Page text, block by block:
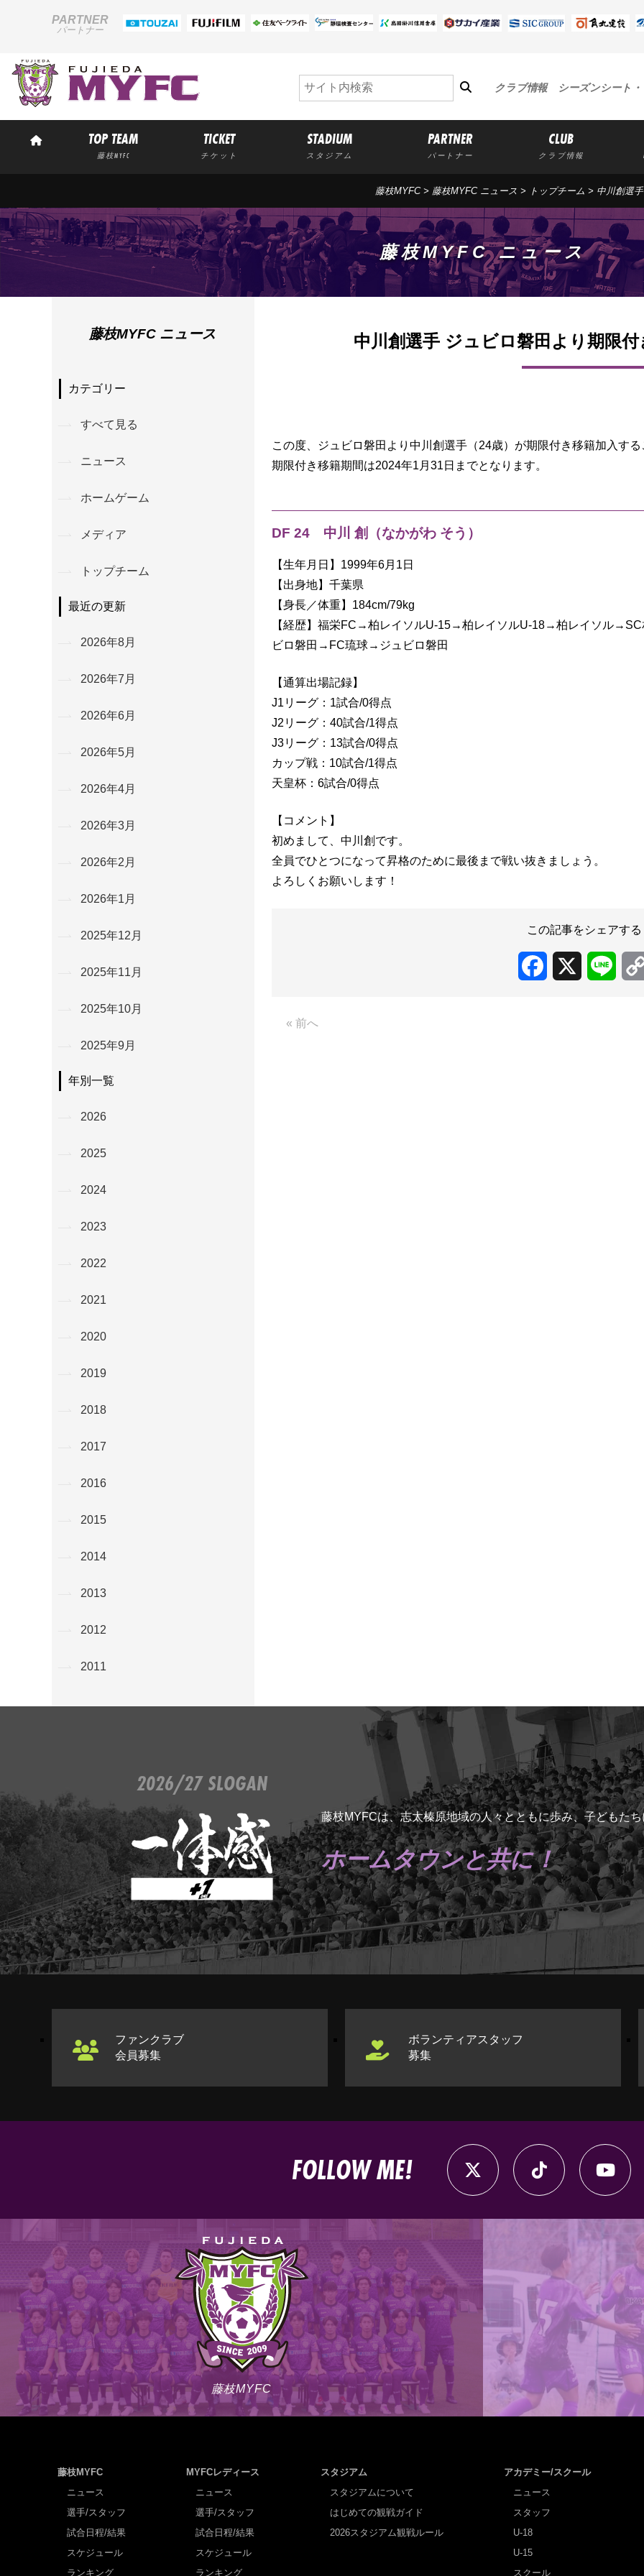
PARTNER
パートナー
クラブ情報 シーズンシート
TOP TEAM
藤枝MYFC
TICKET
チケット
STADIUM
スタジアム
PARTNER
パートナー
CLUB
クラブ情報
藤枝MYFC> 藤枝MYFC ニュース > トップチーム > 中川創選
藤枝MYFC ニュース
中川創選手 ジュビロ磐田より期限
この度、ジュビロ磐田より中川創選手（24歳）が期限付き移籍加入す
期限付き移籍期間は2024年1月31日までとなります。
DF 24 中川 創（なかがわ そう）
【生年月日】1999年6月1日
【出身地】千葉県
【身長／体重】184cm/79kg
【経歴】福栄FC→柏レイソルU-15→柏レイソルU-18→柏レイソル
ビロ磐田→FC琉球→ジュビロ磐田
【通算出場記録】
J1リーグ：1試合/0得点
J2リーグ：40試合/1得点
J3リーグ：13試合/0得点
カップ戦：10試合/1得点
天皇杯：6試合/0得点
【コメント】
初めまして、中川創です。
全員でひとつになって昇格のために最後まで戦い抜きましょう。
よろしくお願いします！
この記事をシェアする
Facebook Line
« 前へ
藤枝MYFC ニュース
カテゴリー
すべて見る
ニュース
ホームゲーム
メディア
トップチーム
最近の更新
2026年8月
2026年7月
2026年6月
2026年5月
2026年4月
2026年3月
2026年2月
2026年1月
2025年12月
2025年11月
2025年10月
2025年9月
年別一覧
2026
2025
2024
2023
2022
2021
2020
2019
2018
2017
2016
2015
2014
2013
2012
2011
2026/27 SLOGAN
藤枝MYFCは、志太榛原地域の人々とともに歩み、子どもた
ホームタウンと共に！
ファンクラブ
会員募集
ボランティアスタッフ
募集
FOLLOW ME!
藤枝MYFC
藤枝MYFC
ニュース
選手/スタッフ
試合日程/結果
スケジュール
ランキング
MYFCレディース
ニュース
選手/スタッフ
試合日程/結果
スケジュール
ランキング
スタジアム
スタジアムについて
はじめての観戦ガイド
2026スタジアム観戦ルール
アカデミー/スクール
ニュース
スタッフ
U-18
U-15
スクール